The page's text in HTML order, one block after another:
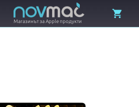
Магазинът за Apple продукти
